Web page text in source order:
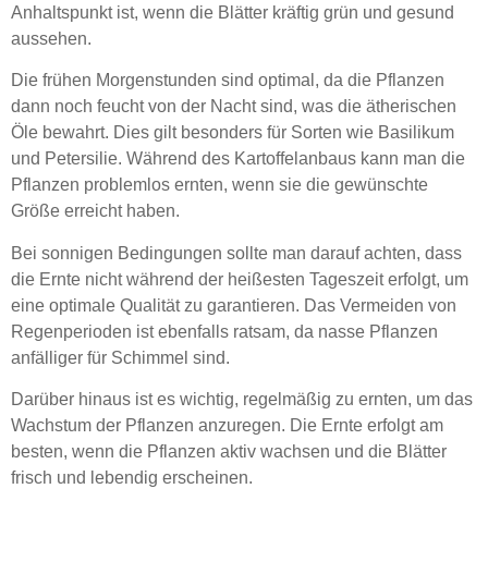
Anhaltspunkt ist, wenn die Blätter kräftig grün und gesund
aussehen.
Die frühen Morgenstunden sind optimal, da die Pflanzen
dann noch feucht von der Nacht sind, was die ätherischen
Öle bewahrt. Dies gilt besonders für Sorten wie Basilikum
und Petersilie. Während des Kartoffelanbaus kann man die
Pflanzen problemlos ernten, wenn sie die gewünschte
Größe erreicht haben.
Bei sonnigen Bedingungen sollte man darauf achten, dass
die Ernte nicht während der heißesten Tageszeit erfolgt, um
eine optimale Qualität zu garantieren. Das Vermeiden von
Regenperioden ist ebenfalls ratsam, da nasse Pflanzen
anfälliger für Schimmel sind.
Darüber hinaus ist es wichtig, regelmäßig zu ernten, um das
Wachstum der Pflanzen anzuregen. Die Ernte erfolgt am
besten, wenn die Pflanzen aktiv wachsen und die Blätter
frisch und lebendig erscheinen.